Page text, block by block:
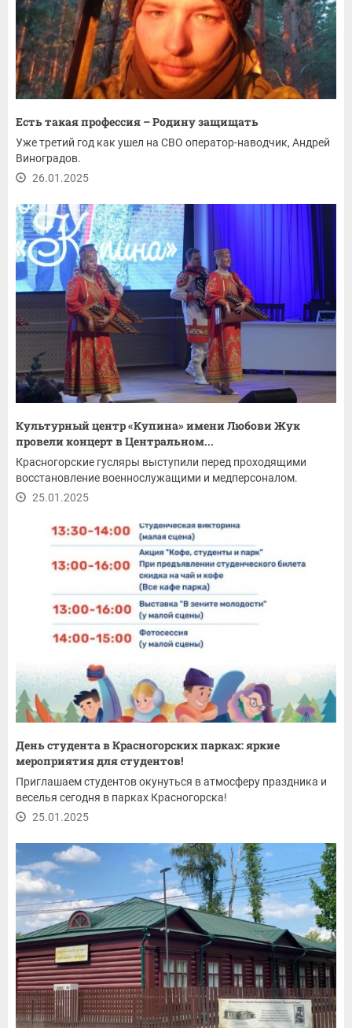
Есть такая профессия – Родину защищать
Уже третий год как ушел на СВО оператор-наводчик, Андрей
Виноградов.
26.01.2025
Культурный центр «Купина» имени Любови Жук
провели концерт в Центральном...
Красногорские гусляры выступили перед проходящими
восстановление военнослужащими и медперсоналом.
25.01.2025
День студента в Красногорских парках: яркие
мероприятия для студентов!
Приглашаем студентов окунуться в атмосферу праздника и
веселья сегодня в парках Красногорска!
25.01.2025